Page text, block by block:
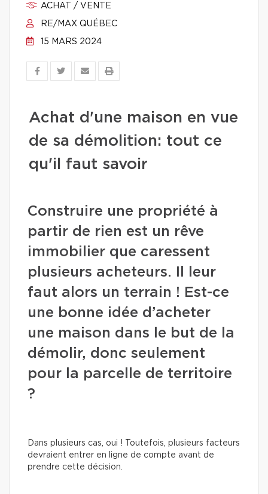
ACHAT / VENTE
RE/MAX QUÉBEC
15 MARS 2024
Achat d'une maison en vue
de sa démolition: tout ce
qu'il faut savoir
Construire une propriété à
partir de rien est un rêve
immobilier que caressent
plusieurs acheteurs. Il leur
faut alors un terrain ! Est-ce
une bonne idée d’acheter
une maison dans le but de la
démolir, donc seulement
pour la parcelle de territoire
?
Dans plusieurs cas, oui ! Toutefois, plusieurs facteurs
devraient entrer en ligne de compte avant de
prendre cette décision.